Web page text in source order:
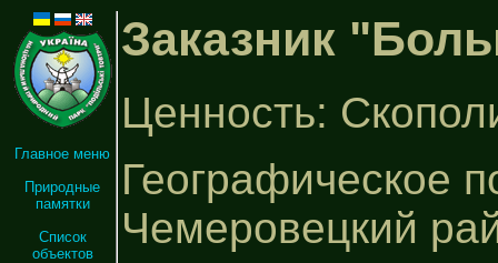
Главное меню
Природные
памятки
Список
объектов
Заказник
Ценность:
Географическое
Чемеровецкий